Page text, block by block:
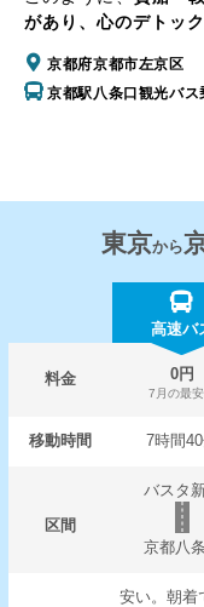
があり、心のデトッ
京都府京都市左京区
京都駅八条口観光バス
東京から
高速バ
料金 0円
7月の最
移動時間 7時間
区間
バスタ
京都八
安い。朝着